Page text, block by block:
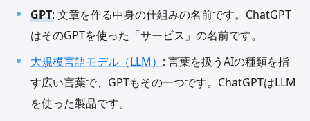
GPT: 文章を作る中身の仕組みの名前です。ChatGPT
はそのGPTを使った「サービス」の名前です。
大規模言語モデル（LLM） : 言葉を扱うAIの種類を指
す広い言葉で、GPTもその一つです。ChatGPTはLLM
を使った製品です。